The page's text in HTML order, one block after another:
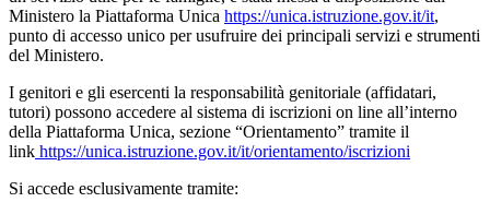
Ministero la Piattaforma Unica https://unica.istruzione.gov.it/it,
punto di accesso unico per usufruire dei principali servizi e strumenti
del Ministero.
I genitori e gli esercenti la responsabilità genitoriale (affidatari,
tutori) possono accedere al sistema di iscrizioni on line all’interno
della Piattaforma Unica, sezione “Orientamento” tramite il
link https://unica.istruzione.gov.it/it/orientamento/iscrizioni
Si accede esclusivamente tramite: